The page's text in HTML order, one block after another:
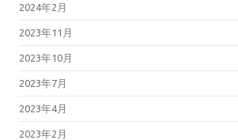
2024年2月
2023年11月
2023年10月
2023年7月
2023年4月
2023年2月